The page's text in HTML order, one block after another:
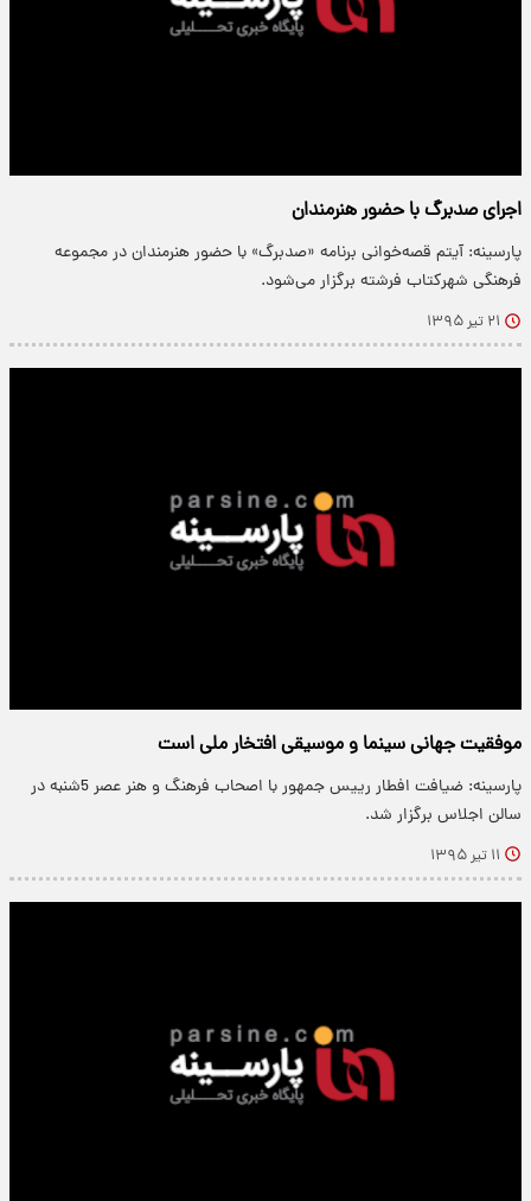
اجرای صدبرگ با حضور هنرمندان
پارسینه: آیتم قصه‌خوانی برنامه «صدبرگ» با حضور هنرمندان در مجموعه
فرهنگی شهرکتاب فرشته برگزار می‌شود.
۲۱ تیر ۱۳۹۵
موفقیت جهانی سینما و موسیقی افتخار ملی است
پارسینه: ضیافت افطار رییس جمهور با اصحاب فرهنگ و هنر عصر 5شنبه در
سالن اجلاس برگزار شد.
۱۱ تیر ۱۳۹۵